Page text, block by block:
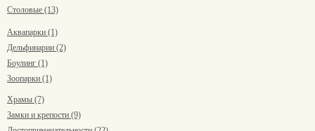
Столовые (13)
Аквапарки (1)
Дельфинарии (2)
Боулинг (1)
Зоопарки (1)
Храмы (7)
Замки и крепости (9)